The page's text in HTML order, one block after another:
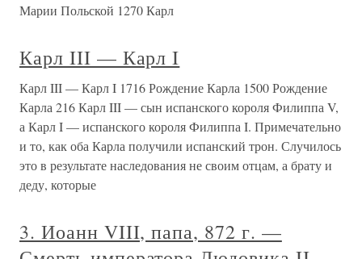
Марии Польской 1270 Карл
Карл III — Карл I
Карл III — Карл I 1716 Рождение Карла 1500 Рождение
Карла 216 Карл III — сын испанского короля Филиппа V,
а Карл I — испанского короля Филиппа I. Примечательно
и то, как оба Карла получили испанский трон. Случилось
это в результате наследования не своим отцам, а брату и
деду, которые
3. Иоанн VIII, папа, 872 г. —